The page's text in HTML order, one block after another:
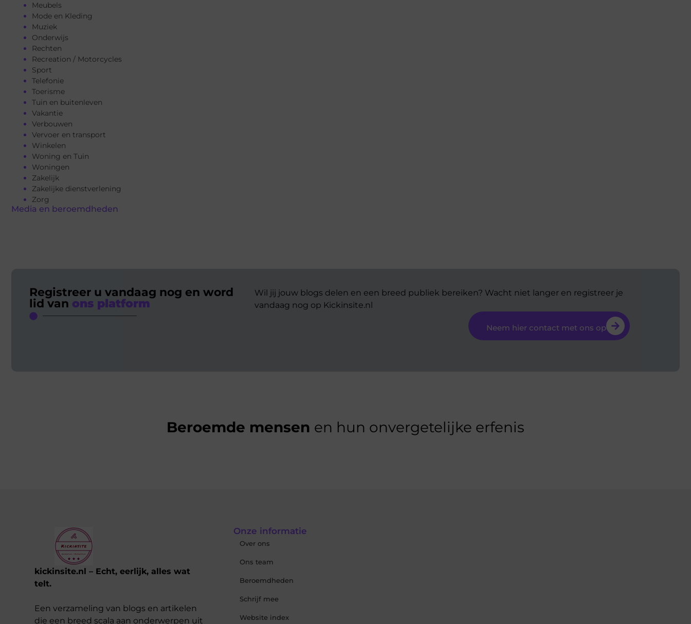
Meubels
Mode en Kleding
Muziek
Onderwijs
Rechten
Recreation / Motorcycles
Sport
Telefonie
Toerisme
Tuin en buitenleven
Vakantie
Verbouwen
Vervoer en transport
Winkelen
Woning en Tuin
Woningen
Zakelijk
Zakelijke dienstverlening
Zorg
Media en beroemdheden
Registreer u vandaag nog en word
lid van ons platform
Wil jij jouw blogs delen en een breed publiek bereiken? Wacht niet langer en registreer je
vandaag nog op Kickinsite.nl
Neem hier contact met ons op
Beroemde mensen en hun onvergetelijke erfenis
kickinsite.nl – Echt, eerlijk, alles wat
telt.
Een verzameling van blogs en artikelen
die een breed scala aan onderwerpen uit
Onze informatie
Over ons
Ons team
Beroemdheden
Schrijf mee
Website index